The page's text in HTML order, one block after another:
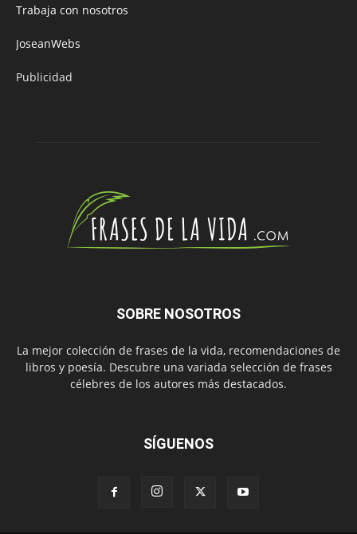
Trabaja con nosotros
JoseanWebs
Publicidad
SOBRE NOSOTROS
La mejor colección de frases de la vida, recomendaciones de
libros y poesía. Descubre una variada selección de frases
célebres de los autores más destacados.
SÍGUENOS